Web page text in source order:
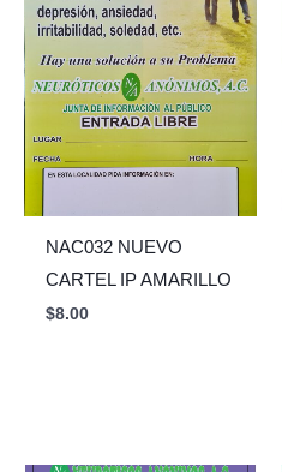
NAC032 NUEVO
CARTEL IP AMARILLO
$8.00